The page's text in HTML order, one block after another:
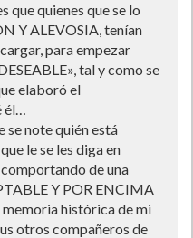
que quienes que se lo
Y ALEVOSIA, tení­an
para empezar
tal y como se
elaboró el
él…
se note quién está
le se les diga en
de una
Y POR ENCIMA
memoria histórica de mi
otros compañeros de